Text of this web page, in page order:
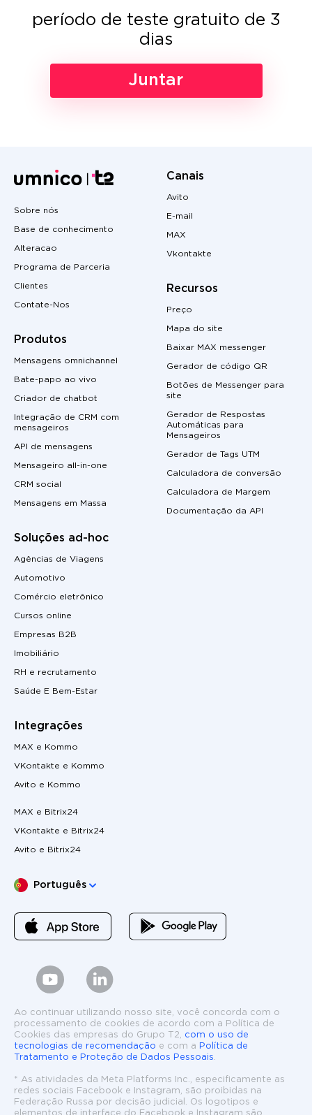
período de teste gratuito de 3
dias
Juntar
Sobre nós
Base de conhecimento
Alteracao
Programa de Parceria
Clientes
Contate-Nos
Produtos
Mensagens omnichannel
Bate-papo ao vivo
Criador de chatbot
Integração de CRM com
mensageiros
API de mensagens
Mensageiro all-in-one
CRM social
Mensagens em Massa
Soluções ad-hoc
Agências de Viagens
Automotivo
Comércio eletrônico
Cursos online
Empresas B2B
Imobiliário
RH e recrutamento
Saúde E Bem-Estar
Integrações
MAX e Kommo
VKontakte e Kommo
Avito e Kommo
MAX e Bitrix24
VKontakte e Bitrix24
Avito e Bitrix24
Canais
Avito
E-mail
MAX
Vkontakte
Recursos
Preço
Mapa do site
Baixar MAX messenger
Gerador de código QR
Botões de Messenger para
site
Gerador de Respostas
Automáticas para
Mensageiros
Gerador de Tags UTM
Calculadora de conversão
Calculadora de Margem
Documentação da API
Escolha o seu idioma
Português
Ao continuar utilizando nosso site, você concorda com o
processamento de cookies de acordo com a Política de
Cookies das empresas do Grupo T2, com o uso de
tecnologias de recomendação e com a
Política de
Tratamento e Proteção de Dados Pessoais
* As atividades da Meta Platforms Inc., especificamente as
redes sociais Facebook e Instagram, são proibidas na
Federação Russa por decisão judicial. Os logotipos e
elementos de interface do Facebook e Instagram são